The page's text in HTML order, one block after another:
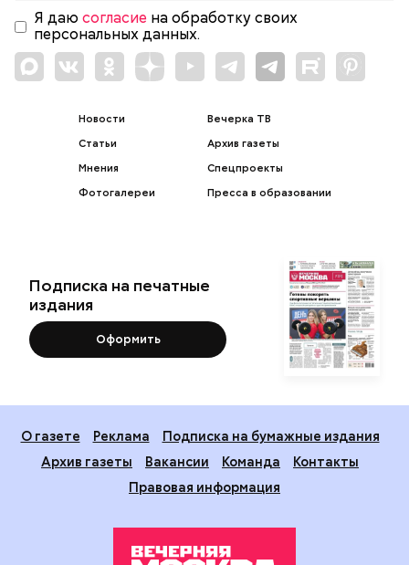
Я даю согласие на обработку своих
персональных данных.
Новости
Статьи
Мнения
Фотогалереи
Вечерка ТВ
Архив газеты
Спецпроекты
Пресса в образовании
Подписка на печатные
издания
Оформить
О газете Реклама
Подписка на бумажные издания
Архив газеты
Вакансии Команда
Контакты
Правовая информация